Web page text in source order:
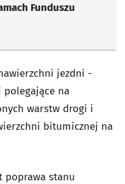
Funduszu
jezdni -
polegające na
warstw drogi i
bitumicznej na
poprawa stanu